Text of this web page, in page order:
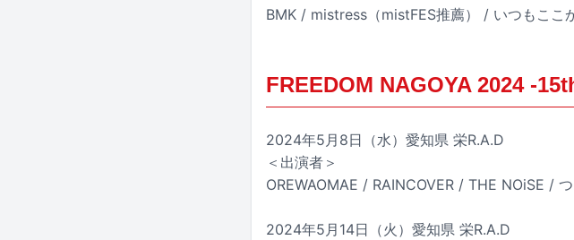
BMK / mistress（mistFES推薦） / いつもここ
FREEDOM NAGOYA 2024 -
2024年5月8日（水）愛知県 栄R.A.D
＜出演者＞
OREWAOMAE / RAINCOVER / THE NOiSE /
2024年5月14日（火）愛知県 栄R.A.D